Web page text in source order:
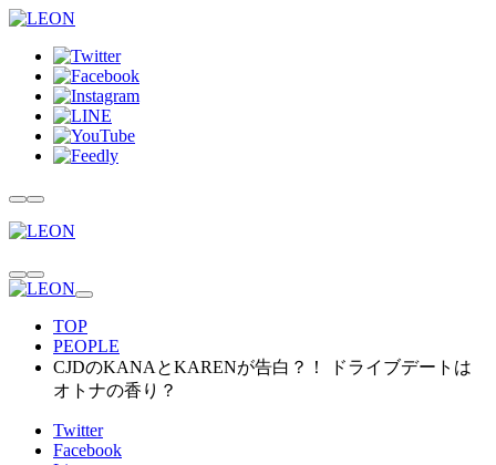
TOP
PEOPLE
CJDのKANAとKARENが告白？！ ドライブデートは
オトナの香り？
Twitter
Facebook